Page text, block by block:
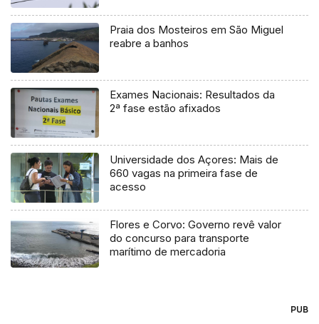
Praia dos Mosteiros em São Miguel
reabre a banhos
Exames Nacionais: Resultados da
2ª fase estão afixados
Universidade dos Açores: Mais de
660 vagas na primeira fase de
acesso
Flores e Corvo: Governo revê valor
do concurso para transporte
marítimo de mercadoria
PUB